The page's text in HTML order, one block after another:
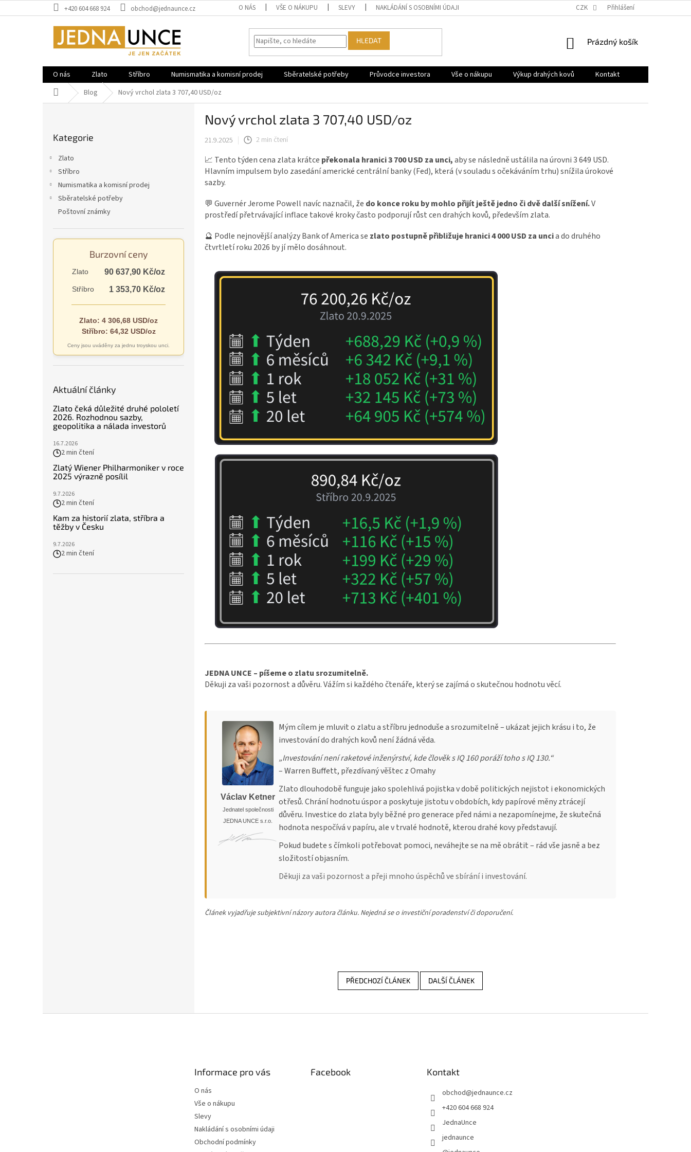
na
+420 604 668 924 obchod@jednaunce.cz O NÁS VŠE O NÁKUPU SLEVY NAKLÁDÁNÍ S OSOBNÍMI ÚDAJI PRODÁVANÉ ZNAČKY
CZK Přihlášení
HLEDAT
NÁKUPNÍ
Prázdný košík
O nás Zlato Stříbro Numismatika a komisní prodej Sběratelské potřeby Průvodce investora Vše o nákupu Výkup drahých kovů
Kontakt
Domů Blog Nový vrchol zlata 3 707,40 USD/oz
kategorie
Kategorie
Zlato
Stříbro
Numismatika a komisní prodej
Sběratelské potřeby
Poštovní známky
Burzovní ceny
Zlato 90 637,90 Kč/oz
Stříbro 1 353,70 Kč/oz
Zlato: 4 306,68 USD/oz
Stříbro: 64,32 USD/oz
Ceny jsou uváděny za jednu troyskou unci.
Aktuální články
Zlato čeká důležité druhé pololetí
2026. Rozhodnou sazby,
geopolitika a nálada investorů
16.7.2026
2 min čtení
Zlatý Wiener Philharmoniker v roce
2025 výrazně posílil
9.7.2026
2 min čtení
Kam za historií zlata, stříbra a
těžby v Česku
9.7.2026
2 min čtení
Nový vrchol zlata 3 707,40 USD/oz
21.9.2025 2 min čtení
📈 Tento týden cena zlata krátce překonala hranici 3 700 USD za unci,aby se následně ustálila na úrovni 3 649 USD.
Hlavním impulsem bylo zasedání americké centrální banky (Fed), která (v souladu s očekáváním trhu) snížila úrokové
sazby.
💬 Guvernér Jerome Powell navíc naznačil, že do konce roku by mohlo přijít ještě jedno či dvě další snížení.V
prostředí přetrvávající inflace takové kroky často podporují růst cen drahých kovů, především zlata.
🔮 Podle nejnovější analýzy Bank of America se zlato postupně přibližuje hranici 4 000 USD za uncia do druhého
čtvrtletí roku 2026 by jí mělo dosáhnout.
JEDNA UNCE – píšeme o zlatu srozumitelně.
Děkuji za vaši pozornost a důvěru. Vážím si každého čtenáře, který se zajímá o skutečnou hodnotu věcí.
Václav Ketner
Jednatel společnosti
JEDNA UNCE s.r.o.
Mým cílem je mluvit o zlatu a stříbru jednoduše a srozumitelně – ukázat jejich krásu i to, že
investování do drahých kovů není žádná věda.
„Investování není raketové inženýrství, kde člověk s IQ 160 poráží toho s IQ 130.“
– Warren Buffett, přezdívaný věštec z Omahy
Zlato dlouhodobě funguje jako spolehlivá pojistka v době politických nejistot i ekonomických
otřesů. Chrání hodnotu úspor a poskytuje jistotu v obdobích, kdy papírové měny ztrácejí
důvěru. Investice do zlata byly běžné pro generace před námi a nezapomínejme, že skutečná
hodnota nespočívá v papíru, ale v trvalé hodnotě, kterou drahé kovy představují.
Pokud budete s čímkoli potřebovat pomoci, neváhejte se na mě obrátit – rád vše jasně a bez
složitostí objasním.
Děkuji za vaši pozornost a přeji mnoho úspěchů ve sbírání i investování.
Článek vyjadřuje subjektivní názory autora článku. Nejedná se o investiční poradenství či doporučení.
PŘEDCHOZÍ ČLÁNEK DALŠÍ ČLÁNEK
Informace pro vás
O nás
Vše o nákupu
Slevy
Nakládání s osobními údaji
Obchodní podmínky
Facebook Kontakt
obchod@jednaunce.cz
+420 604 668 924
JednaUnce
jednaunce